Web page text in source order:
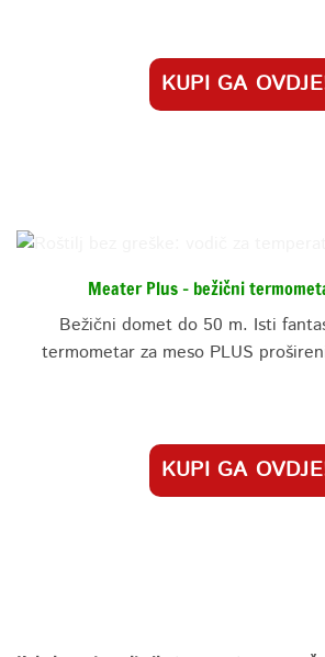
KUPI GA
Meater Plus – bežični
Bežični domet do 50 m. Isti
termometar za meso PLUS
KUPI GA